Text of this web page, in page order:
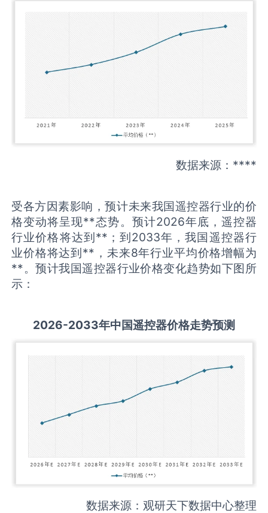
数据来源：****
受各方因素影响，预计未来我国遥控器行业的价
格变动将呈现**态势。预计2026年底，遥控器
行业价格将达到**；到2033年，我国遥控器行
业价格将达到**，未来8年行业平均价格增幅为
**。预计我国遥控器行业价格变化趋势如下图所
示：
2026-2033年中国遥控器价格走势预测
数据来源：观研天下数据中心整理